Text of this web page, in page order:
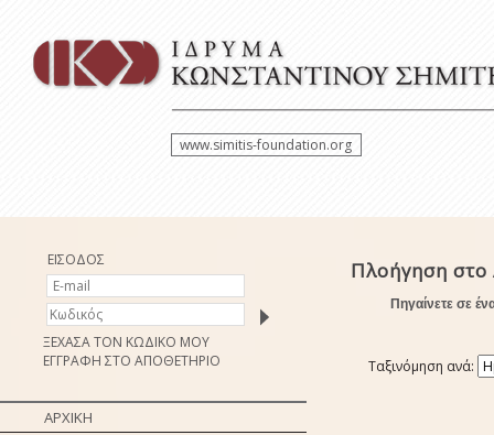
www.simitis-foundation.org
ΕΙΣΟΔΟΣ
ΞΕΧΑΣΑ ΤΟΝ ΚΩΔΙΚΟ ΜΟΥ
ΕΓΓΡΑΦΗ ΣΤΟ ΑΠΟΘΕΤΗΡΙΟ
ΑΡΧΙΚΗ
Πλοήγηση
Πηγαίνετε σε
Ταξινόμηση ανά: